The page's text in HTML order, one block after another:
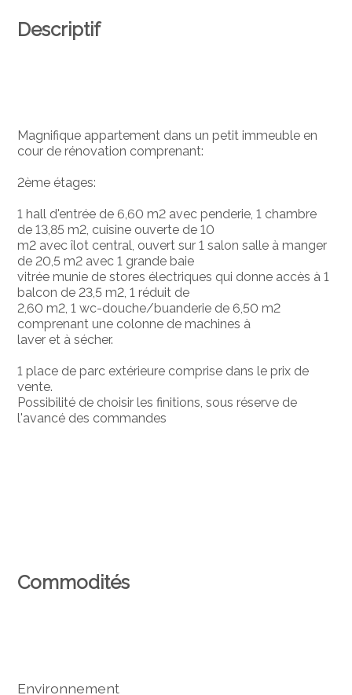
Descriptif
Magnifique appartement dans un petit immeuble en
cour de rénovation comprenant:
2ème étages:
1 hall d'entrée de 6,60 m2 avec penderie, 1 chambre
de 13,85 m2, cuisine ouverte de 10
m2 avec îlot central, ouvert sur 1 salon salle à manger
de 20,5 m2 avec 1 grande baie
vitrée munie de stores électriques qui donne accès à 1
balcon de 23,5 m2, 1 réduit de
2,60 m2, 1 wc-douche/buanderie de 6,50 m2
comprenant une colonne de machines à
laver et à sécher.
1 place de parc extérieure comprise dans le prix de
vente.
Possibilité de choisir les finitions, sous réserve de
l'avancé des commandes
Commodités
Environnement